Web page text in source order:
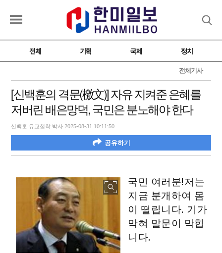
전체 기획 국제 정치
전체기사
[신백훈의 격문(檄文)] 자유 지켜준 은혜를
저버린 배은망덕, 국민은 분노해야 한다
신백훈 유교철학 박사 2025-08-31 10:11:50
공유하기
국민 여러분! 저는
지금 분개하여 몸
이 떨립니다. 기가
막혀 말문이 막힙
니다.